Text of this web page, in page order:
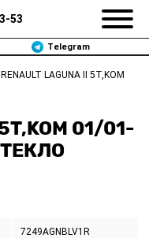
53
Telegram
RENAULT LAGUNA II 5T,KOM
01/01-
7249AGNBLV1R